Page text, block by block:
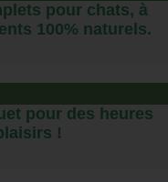
pour chats, à
100% naturels.
pour des heures
!